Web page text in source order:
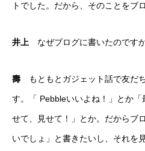
トでした。だから、そのことをブ
井上 なぜブログに書いたのです
壽 もともとガジェット話で友だ
す。「 Pebbleいいよね！」とか
せて、見せて！」とか。だから
いでしょ」と書きたいし、それを